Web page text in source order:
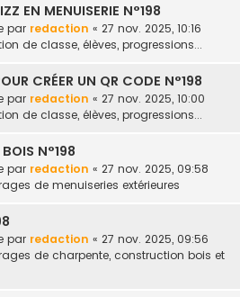
EN MENUISERIE N°198
par redaction « 27 nov. 2025, 10:16
de classe, élèves, progressions...
CRÉER UN QR CODE N°198
par redaction « 27 nov. 2025, 10:00
de classe, élèves, progressions...
BOIS N°198
par redaction « 27 nov. 2025, 09:58
de menuiseries extérieures
par redaction « 27 nov. 2025, 09:56
de charpente, construction bois et